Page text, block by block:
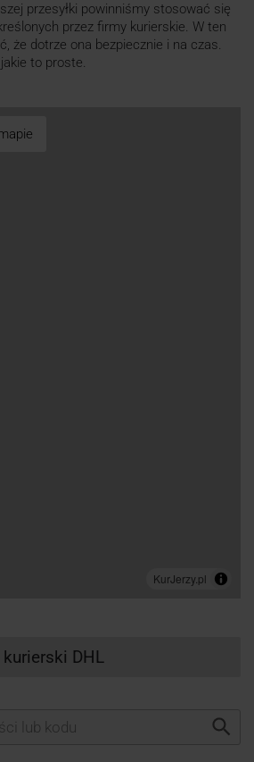
przesyłki powinniśmy stosować się
przez firmy kurierskie. W ten
że dotrze ona bezpiecznie i na czas.
to proste.
DHL